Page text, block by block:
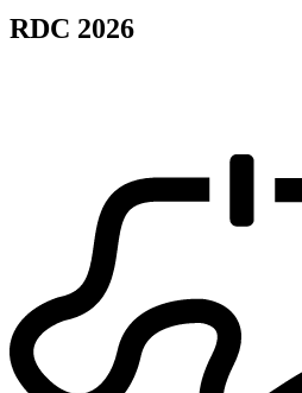
RDC 2026